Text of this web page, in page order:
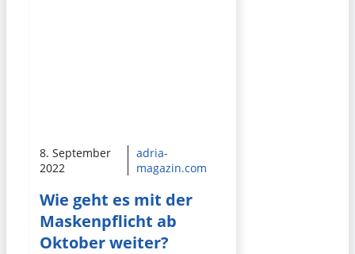
8. September
2022
adria-
magazin.com
Wie geht es mit der
Maskenpflicht ab
Oktober weiter?